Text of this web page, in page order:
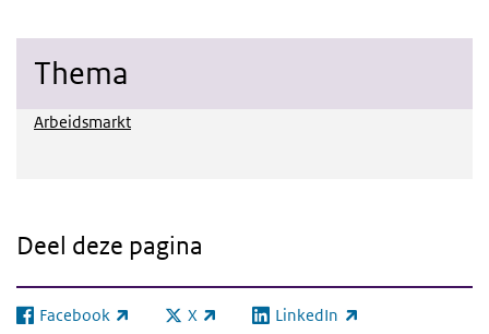
Thema
Arbeidsmarkt
Deel deze pagina
Facebook
(externe link) X
(externe link) LinkedIn
(externe link)